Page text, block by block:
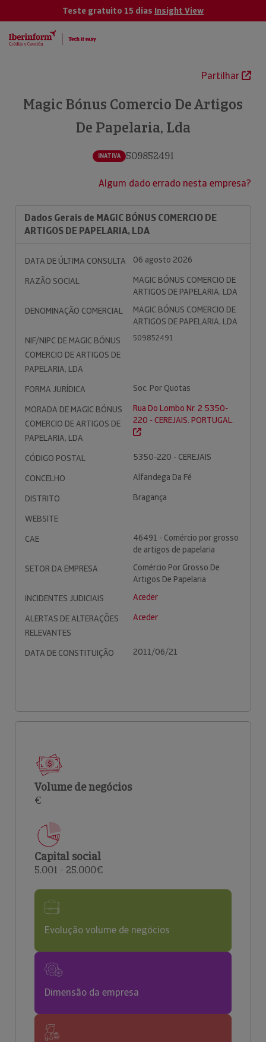
Teste gratuito 15 dias Insight View
Partilhar
Magic Bónus Comercio De Artigos
De Papelaria, Lda
INATIVA 509852491
Algum dado errado nesta empresa?
Dados Gerais de MAGIC BÓNUS COMERCIO DE
ARTIGOS DE PAPELARIA, LDA
DATA DE ÚLTIMA CONSULTA
06 agosto 2026
RAZÃO SOCIAL
MAGIC BÓNUS COMERCIO DE
ARTIGOS DE PAPELARIA, LDA
DENOMINAÇÃO COMERCIAL
MAGIC BÓNUS COMERCIO DE
ARTIGOS DE PAPELARIA, LDA
NIF/NIPC DE MAGIC BÓNUS
COMERCIO DE ARTIGOS DE
PAPELARIA, LDA
509852491
FORMA JURÍDICA
Soc. Por Quotas
MORADA DE MAGIC BÓNUS
COMERCIO DE ARTIGOS DE
PAPELARIA, LDA
Rua Do Lombo Nr. 2 5350-
220 - CEREJAIS. PORTUGAL.
CÓDIGO POSTAL
5350-220 - CEREJAIS
CONCELHO
Alfandega Da Fé
DISTRITO
Bragança
WEBSITE
CAE
46491 - Comércio por grosso
de artigos de papelaria
SETOR DA EMPRESA
Comércio Por Grosso De
Artigos De Papelaria
INCIDENTES JUDICIAIS
Aceder
ALERTAS DE ALTERAÇÕES
RELEVANTES
Aceder
DATA DE CONSTITUIÇÃO 2011/06/21
Volume de negócios
€
Capital social
5.001 - 25.000€
Evolução volume de negócios
Dimensão da empresa